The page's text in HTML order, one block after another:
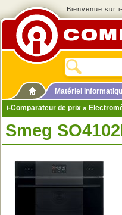
Bienvenue sur
Matériel
i-Comparateur de prix »
Smeg